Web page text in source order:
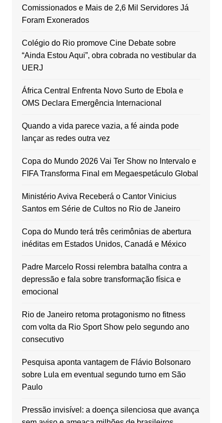
Comissionados e Mais de 2,6 Mil Servidores Já
Foram Exonerados
Colégio do Rio promove Cine Debate sobre
“Ainda Estou Aqui”, obra cobrada no vestibular da
UERJ
África Central Enfrenta Novo Surto de Ebola e
OMS Declara Emergência Internacional
Quando a vida parece vazia, a fé ainda pode
lançar as redes outra vez
Copa do Mundo 2026 Vai Ter Show no Intervalo e
FIFA Transforma Final em Megaespetáculo Global
Ministério Aviva Receberá o Cantor Vinicius
Santos em Série de Cultos no Rio de Janeiro
Copa do Mundo terá três cerimônias de abertura
inéditas em Estados Unidos, Canadá e México
Padre Marcelo Rossi relembra batalha contra a
depressão e fala sobre transformação física e
emocional
Rio de Janeiro retoma protagonismo no fitness
com volta da Rio Sport Show pelo segundo ano
consecutivo
Pesquisa aponta vantagem de Flávio Bolsonaro
sobre Lula em eventual segundo turno em São
Paulo
Pressão invisível: a doença silenciosa que avança